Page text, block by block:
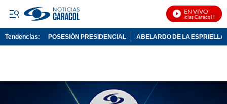
EN VIVO
Noticias Caracol En
Tendencias: POSESIÓN PRESIDENCIAL ABELARDO DE LA ESPRIELLA